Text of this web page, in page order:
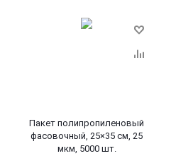
Пакет полипропиленовый
фасовочный, 25×35 см, 25
мкм, 5000 шт.